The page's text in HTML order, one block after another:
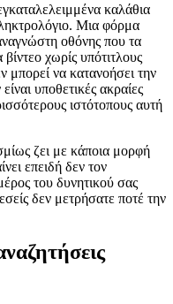
καλάθια
Μια φόρμα
οθόνης που τα
χωρίς υπότιτλους
μπορεί να κατανοήσει την
υποθετικές ακραίες
ιστότοπους αυτή
ζει με κάποια μορφή
επειδή δεν τον
του δυνητικού σας
δεν μετρήσατε ποτέ την